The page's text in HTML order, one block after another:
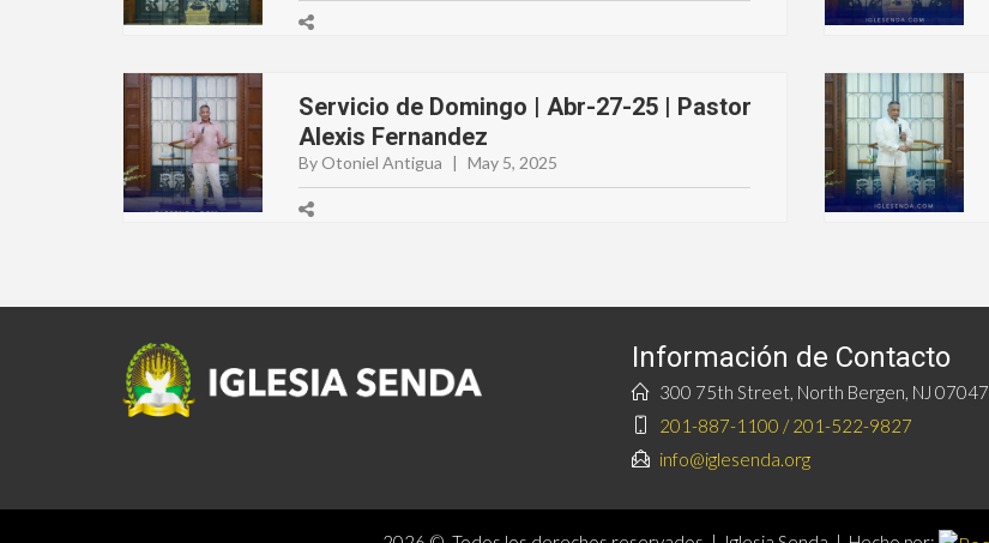
Servicio de Domingo | Abr-27-25 | Pastor
Alexis Fernandez
By Otoniel Antigua | May 5, 2025
Información de Contacto
300 75th Street, North Bergen, NJ 07047
201-887-1100 / 201-522-9827
info@iglesenda.org